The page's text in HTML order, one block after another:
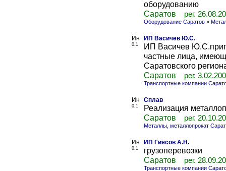
оборудованию
Саратов
рег.
Оборудование Саратов »
0.1
ИП Васичев Ю.С.
ИП Васичев
частные лица,
Саратовского
Саратов
рег.
Транспортные компании
0.1
Сплав
Реализация
Саратов
рег.
Металлы, металлопрокат
0.1
ИП Гиясов А.Н.
грузоперевозки
Саратов
рег.
Транспортные компании